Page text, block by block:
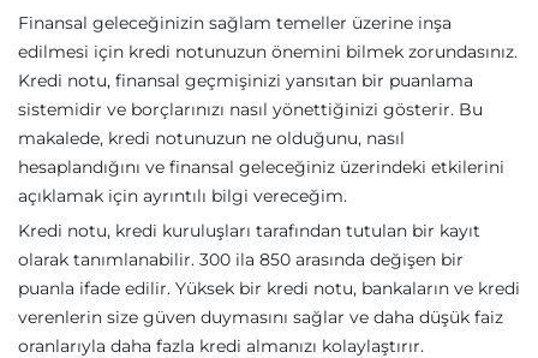
Finansal geleceğinizin sağlam temeller üzerine inşa
edilmesi için kredi notunuzun önemini bilmek zorundasınız.
Kredi notu, finansal geçmişinizi yansıtan bir puanlama
sistemidir ve borçlarınızı nasıl yönettiğinizi gösterir. Bu
makalede, kredi notunuzun ne olduğunu, nasıl
hesaplandığını ve finansal geleceğiniz üzerindeki etkilerini
açıklamak için ayrıntılı bilgi vereceğim.
Kredi notu, kredi kuruluşları tarafından tutulan bir kayıt
olarak tanımlanabilir. 300 ila 850 arasında değişen bir
puanla ifade edilir. Yüksek bir kredi notu, bankaların ve kredi
verenlerin size güven duymasını sağlar ve daha düşük faiz
oranlarıyla daha fazla kredi almanızı kolaylaştırır.